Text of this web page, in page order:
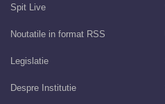
Spit Live
Noutatile in format RSS
Legislatie
Despre Institutie